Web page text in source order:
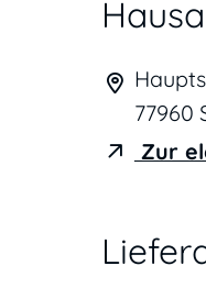
77960
Zur